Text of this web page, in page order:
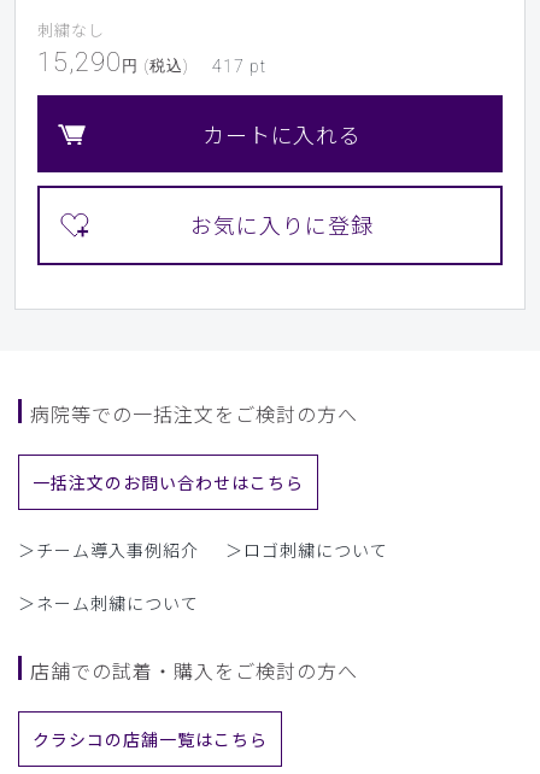
刺繍なし
15,290 円 (税込) 417 pt
カートに入れる
病院等での一括注文をご検討の方へ
一括注文のお問い合わせはこちら
＞チーム導入事例紹介 ＞ロゴ刺繍について
＞ネーム刺繍について
店舗での試着・購入をご検討の方へ
クラシコの店舗一覧はこちら